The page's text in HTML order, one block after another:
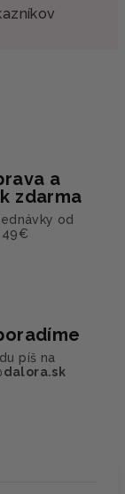
a
zdarma
od
49€
píš na